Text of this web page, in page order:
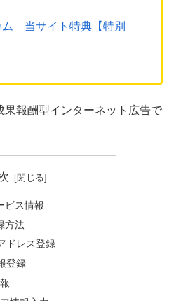
ム 当サイト特典【特別
果報酬型インターネット広告で
ビス情報
方法
ドレス登録
登録